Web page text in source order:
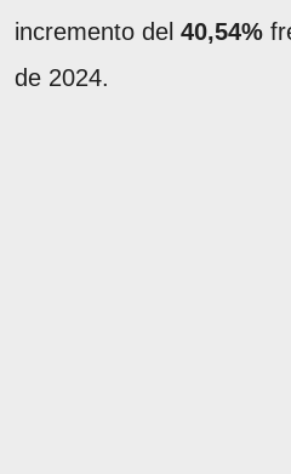
incremento del 40,54%
de 2024.